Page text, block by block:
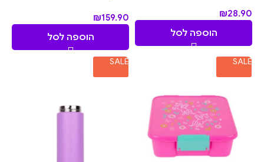
₪28.90
הוספה לסל
₪159.90
הוספה לסל
SALE
SALE